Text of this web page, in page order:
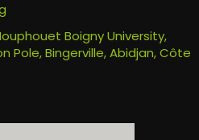
Houphouet Boigny University,
Pole, Bingerville, Abidjan, Côte